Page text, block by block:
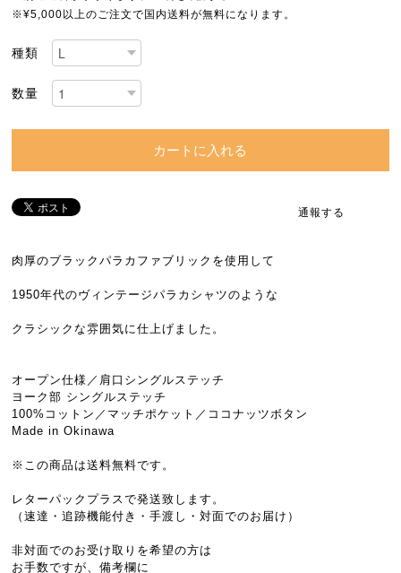
※¥5,000以上のご注文で国内送料が無料になります。
種類
数量
カートに入れる
通報する
肉厚のブラックパラカファブリックを使用して
1950年代のヴィンテージパラカシャツのような
クラシックな雰囲気に仕上げました。
オープン仕様／肩口シングルステッチ
ヨーク部 シングルステッチ
100%コットン／マッチポケット／ココナッツボタン
Made in Okinawa
※この商品は送料無料です。
レターパックプラスで発送致します。
（速達・追跡機能付き・手渡し・対面でのお届け）
非対面でのお受け取りを希望の方は
お手数ですが、備考欄に